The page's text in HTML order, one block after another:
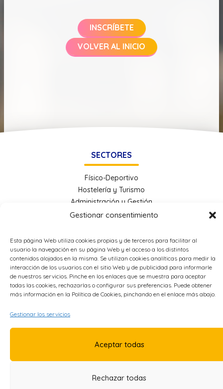
Gestionar consentimiento
Esta página Web utiliza cookies propias y de terceros para facilitar al
usuario la navegación en su página Web y el acceso a los distintos
contenidos alojados en la misma. Se utilizan cookies analíticas para medir la
interacción de los usuarios con el sitio Web y de publicidad para informarle
de nuestros servicios. Pinche en los enlaces que se muestra para aceptar
todas las cookies, rechazarlas o configurar sus preferencias. Puede obtener
más información en la Política de Cookies, pinchando en el enlace más abajo.
Gestionar los servicios
Aceptar todas
Rechazar todas
INSCRÍBETE
VOLVER AL INICIO
SECTORES
Físico-Deportivo
Hostelería y Turismo
Administración y Gestión
Economía e Industria Digital
Energía
Metal
OTROS ENLACES
Accesibilidad
Aviso Legal